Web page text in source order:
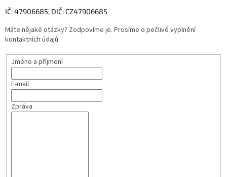
IČ: 47906685, DIČ: CZ47906685
Máte nějaké otázky? Zodpovíme je. Prosíme o pečlivé vyplnění
kontaktních údajů.
Jméno a příjmení
E-mail
Zpráva